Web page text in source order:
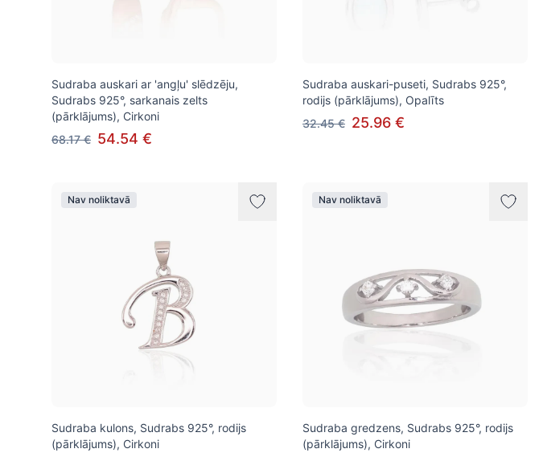
Sudraba auskari ar 'angļu' slēdzēju,
Sudrabs 925°, sarkanais zelts
(pārklājums), Cirkoni
68.17 € 54.54 €
Sudraba auskari-puseti, Sudrabs 925°,
rodijs (pārklājums), Opalīts
32.45 € 25.96 €
Nav noliktavā
Sudraba kulons, Sudrabs 925°, rodijs
(pārklājums), Cirkoni
Nav noliktavā
Sudraba gredzens, Sudrabs 925°, rodijs
(pārklājums), Cirkoni